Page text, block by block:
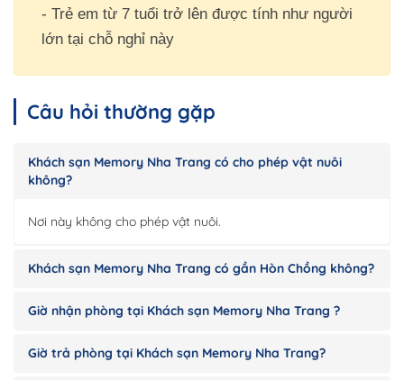
- Trẻ em từ 7 tuổi trở lên được tính như người
lớn tại chỗ nghỉ này
Câu hỏi thường gặp
Khách sạn Memory Nha Trang có cho phép vật nuôi
không?
Nơi này không cho phép vật nuôi.
Khách sạn Memory Nha Trang có gần Hòn Chồng không?
Giờ nhận phòng tại Khách sạn Memory Nha Trang ?
Giờ trả phòng tại Khách sạn Memory Nha Trang?